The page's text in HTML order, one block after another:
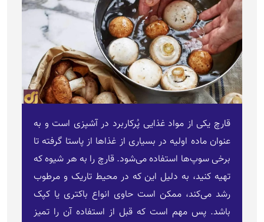
قارچ یکی از مواد غذایی پُرکاربرد در آشپزی است و به
عنوان ماده اولیه در بسیاری از غذا‌ها از پاستا گرفته تا
برخی سوپ‌ها استفاده می‌شود. قارچ را به هر شیوه که
تهیه کنید، به دلیل این که در محیط تاریک و مرطوب
رشد می‌کند، ممکن است حاوی انواع باکتری یا کپک
باشد. پس مهم است که قبل از استفاده آن را تمیز